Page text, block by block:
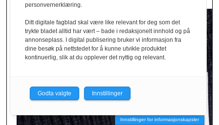
Innstillinger for informasjonskapsler
personvernerklæring.
Ditt digitale fagblad skal være like relevant for deg som det
trykte bladet alltid har vært – bade i redaksjonelt innhold og på
annonseplass. I digital publisering bruker vi informasjon fra
dine besøk på nettstedet for å kunne utvikle produktet
kontinuerlig, slik at du opplever det nyttig og relevant.
Godta valgte Innstillinger